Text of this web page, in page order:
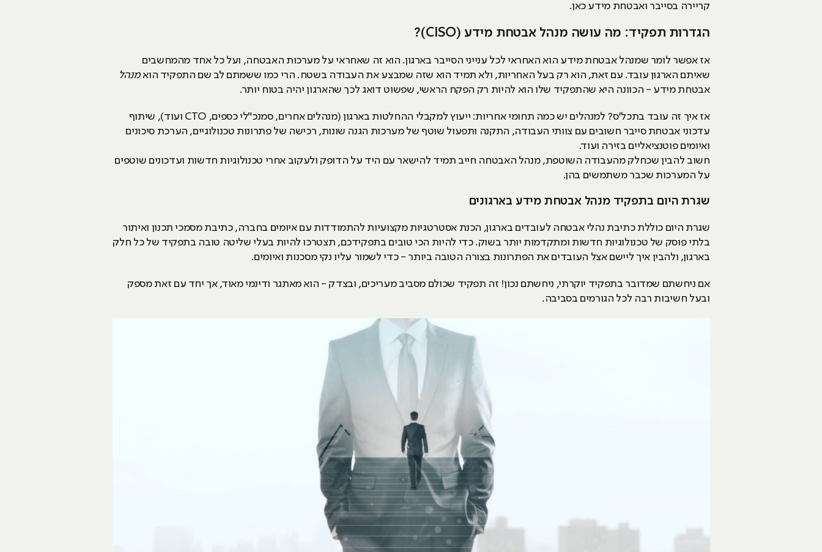
קריירה בסייבר ואבטחת מידע כאן.
הגדרות תפקיד: מה עושה מנהל אבטחת מידע (CISO)?
אז אפשר לומר שמנהל אבטחת מידע הוא האחראי לכל ענייני הסייבר בארגון. הוא זה שאחראי על מערכות האבטחה, ועל כל אחד מהמחשבים
שאיתם הארגון עובד. עם זאת, הוא רק בעל האחריות, ולא תמיד הוא שזה שמבצע את העבודה בשטח. הרי כמו ששמתם לב שם התפקיד הואמנהל
אבטחת מידע - הכוונה היא שהתפקיד שלו הוא להיות רק הפקח הראשי, שפשוט דואג לכך שהארגון יהיה בטוח יותר.
אז איך זה עובד בתכל'ס? למנהלים יש כמה תחומי אחריות: ייעוץ למקבלי ההחלטות בארגון (מנהלים אחרים, סמנכ"לי כספים, CTO ועוד), שיתוף
עדכוני אבטחת סייבר חשובים עם צוותי העבודה, התקנה ותפעול שוטף של מערכות הגנה שונות, רכישה של פתרונות טכנולוגיים, הערכת סיכונים
ואיומים פוטנציאליים בזירה ועוד.
חשוב להבין שכחלק מהעבודה השוטפת, מנהל האבטחה חייב תמיד להישאר עם היד על הדופק ולעקוב אחרי טכנולוגיות חדשות ועדכונים שוטפים
על המערכות שכבר משתמשים בהן.
שגרת היום בתפקיד מנהל אבטחת מידע בארגונים
שגרת היום כוללת כתיבת נהלי אבטחה לעובדים בארגון, הכנת אסטרטגיות מקצועיות להתמודדות עם איומים בחברה, כתיבת מסמכי תכנון ואיתור
בלתי פוסק של טכנולוגיות חדשות ומתקדמות יותר בשוק. כדי להיות הכי טובים בתפקידכם, תצטרכו להיות בעלי שליטה טובה בתפקיד של כל חלק
בארגון, ולהבין איך ליישם אצל העובדים את הפתרונות בצורה הטובה ביותר - כדי לשמור עליו נקי מסכנות ואיומים.
אם ניחשתם שמדובר בתפקיד יוקרתי, ניחשתם נכון! זה תפקיד שכולם מסביב מעריכים, ובצדק - הוא מאתגר ודינמי מאוד, אך יחד עם זאת מספק
ובעל חשיבות רבה לכל הגורמים בסביבה.